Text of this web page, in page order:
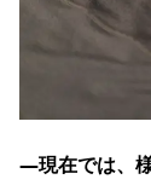
―現在では、